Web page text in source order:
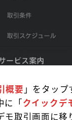
概要 」をタップ
に「 クイックデ
モ取引画面に移